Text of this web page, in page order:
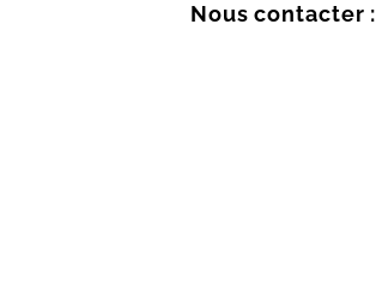
Nous contacter :